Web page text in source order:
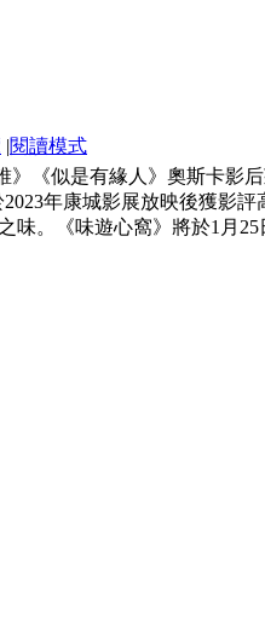
|閱讀模式
《似是有緣人》奧斯卡影
2023年康城影展放映後獲
。《味遊心窩》將於1月25